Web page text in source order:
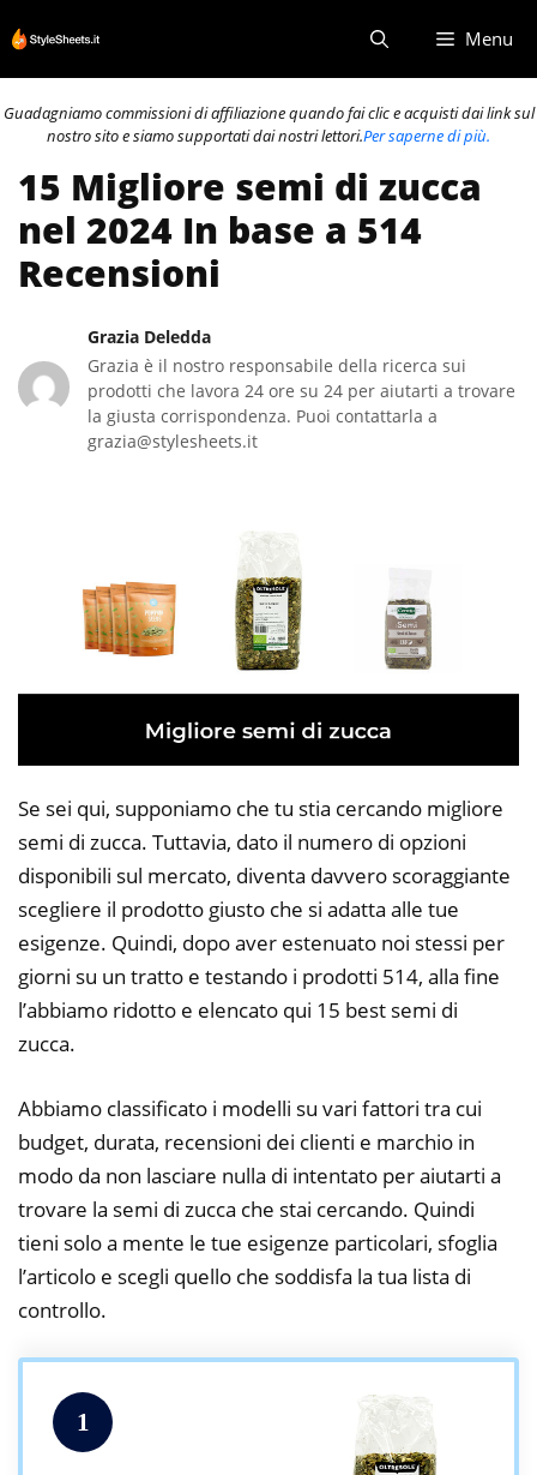
al
contenuto
Menu
Guadagniamo commissioni di affiliazione quando fai clic e acquisti dai link sul
nostro sito e siamo supportati dai nostri lettori.Per saperne di più.
15 Migliore semi di zucca
nel 2024 In base a 514
Recensioni
Grazia Deledda
Grazia è il nostro responsabile della ricerca sui
prodotti che lavora 24 ore su 24 per aiutarti a trovare
la giusta corrispondenza. Puoi contattarla a
grazia@stylesheets.it
Se sei qui, supponiamo che tu stia cercando migliore
semi di zucca. Tuttavia, dato il numero di opzioni
disponibili sul mercato, diventa davvero scoraggiante
scegliere il prodotto giusto che si adatta alle tue
esigenze. Quindi, dopo aver estenuato noi stessi per
giorni su un tratto e testando i prodotti 514, alla fine
l’abbiamo ridotto e elencato qui 15 best semi di
zucca.
Abbiamo classificato i modelli su vari fattori tra cui
budget, durata, recensioni dei clienti e marchio in
modo da non lasciare nulla di intentato per aiutarti a
trovare la semi di zucca che stai cercando. Quindi
tieni solo a mente le tue esigenze particolari, sfoglia
l’articolo e scegli quello che soddisfa la tua lista di
controllo.
1